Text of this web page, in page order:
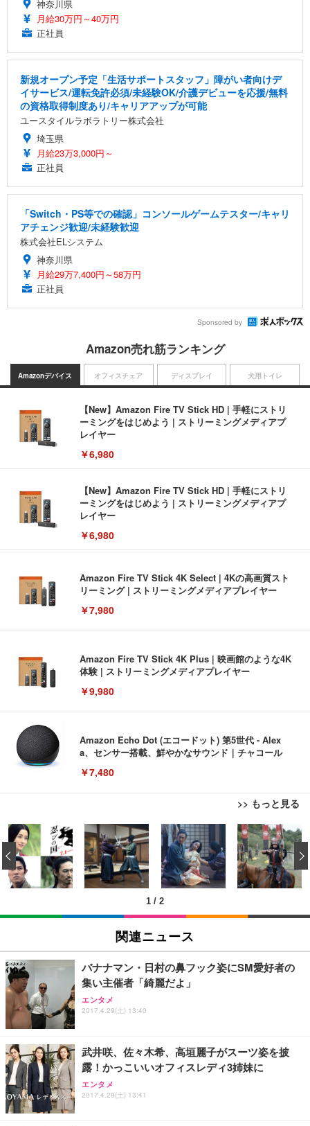
神奈川県
月給30万円～40万円
正社員
新規オープン予定「生活サポートスタッフ」障がい者向けデ
イサービス/運転免許必須/未経験OK/介護デビューを応援/無料
の資格取得制度あり/キャリアアップが可能
ユースタイルラボラトリー株式会社
埼玉県
月給23万3,000円～
正社員
「Switch・PS等での確認」コンソールゲームテスター/キャリ
アチェンジ歓迎/未経験歓迎
株式会社ELシステム
神奈川県
月給29万7,400円～58万円
正社員
Sponsored by
Amazon売れ筋ランキング
Amazonデバイス
【New】Amazon Fire TV Stick HD | 手軽にストリ
ーミングをはじめよう | ストリーミングメディアプ
レイヤー
￥6,980
【New】Amazon Fire TV Stick HD | 手軽にストリ
ーミングをはじめよう | ストリーミングメディアプ
レイヤー
￥6,980
Amazon Fire TV Stick 4K Select | 4Kの高画質スト
リーミング | ストリーミングメディアプレイヤー
￥7,980
Amazon Fire TV Stick 4K Plus | 映画館のような4K
体験 | ストリーミングメディアプレイヤー
￥9,980
Amazon Echo Dot (エコードット) 第5世代 - Alex
a、センサー搭載、鮮やかなサウンド｜チャコール
￥7,480
>> もっと見る
オフィスチェア
[EdoErgo] オフィスチェア 椅子 テレワーク 疲れな
い 跳ね上げ式アームレスト コンパクト 約105度ロッ
キング pc 事務椅子 360度回転 座面昇降 強化ナイロ
ン樹脂ベース 通気性メッシュ 在宅ワーク H-WY01
(黒網+黒枠+黒足)
￥5,699
SIHOO B100 オフィスチェア／デスクチェア メッシ
ュチェア 人間工学 疲れない ブラック
￥27,999
Sezlife オフィスチェア デスクチェア 疲れない テレ
ワーク チェア 強化バックレスト 30度ロッキング機
能 人間工学 椅子 腰サポート 90度跳ね上げ式アーム
ョン PCチェア 通気性メッシュ ゲーミング/勉強/事
務用 おしゃれ パソコンチェア (ブラック)
Sezlife オフィスチェア デスクチェア 疲れない テレ
ワーク チェア 強化バックレスト 30度ロッキング機
能 人間工学 椅子 腰サポート 90度跳ね上げ式アーム
ディスプレイ
EIZO ビジネス向けプレミアムモニター | FlexScan
EV3240X-WT | 31.5型4K UHD・USB Type-C・ホワ
イト
￥105,595
EIZO ビジネス向けプレミアムモニター | FlexScan
￥109,572
【純正品】27"ゲーミングモニター DualSense 充電
フック付き（CFI-ZDM1J）
【整備済み品】Dell E2724HS 27インチ 液晶モニタ
ー フルHD（1920×1080）VA 非光沢 HDMI/DisplayP
ort/VGA スピーカー内蔵 高さ調整 スイベル VESA対
犬用トイレ
Amazonベーシック ペットシーツ 薄型 レギュラー 1
回使い捨て 無香料 ホワイト 300枚
￥3,373
Amazonベーシック ペットシーツ 厚型 ワイド 42枚
x2袋(84枚) ホワイト(吸収面:ライトブルー)
￥3,234
ネオ・ルーライフ ネオ・オムツ L 中型犬用 26枚入
り 単品
Smart Basic(スマートベーシック) 【Amazon.co.jp
限定】 Smart Basic アイリスオーヤマ ペットシーツ
超厚型 お徳用 ワイド 100枚入 (x 1) (ケース販売)
1 / 2
‹
関連ニュース
バナナマン・日村の鼻フック姿にSM愛好者の
集い主催者「綺麗だよ」
エンタメ
2017.4.29(土) 13:40
武井咲、佐々木希、高垣麗子がスーツ姿を披
露！かっこいいオフィスレディ3姉妹に
エンタメ
2017.4.29(土) 13:41